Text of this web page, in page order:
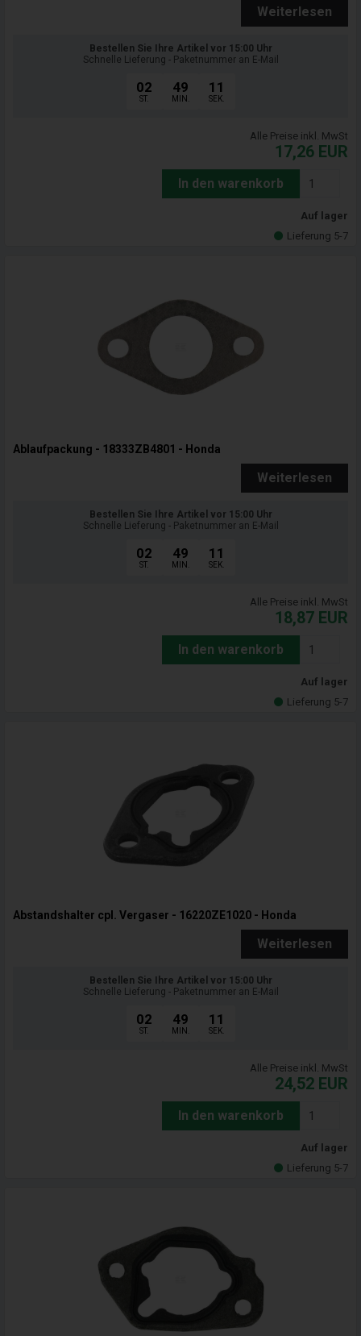
Weiterlesen
Bestellen Sie Ihre Artikel vor 15:00 Uhr
Schnelle Lieferung - Paketnummer an E-Mail
02
ST.
49
MIN.
09
SEK.
Alle Preise inkl. MwSt
17,26 EUR
In den warenkorb
Auf lager
Lieferung 5-7
Ablaufpackung - 18333ZB4801 - Honda
Weiterlesen
Bestellen Sie Ihre Artikel vor 15:00 Uhr
Schnelle Lieferung - Paketnummer an E-Mail
02
ST.
49
MIN.
09
SEK.
Alle Preise inkl. MwSt
18,87 EUR
In den warenkorb
Auf lager
Lieferung 5-7
Abstandshalter cpl. Vergaser - 16220ZE1020 - Honda
Weiterlesen
Bestellen Sie Ihre Artikel vor 15:00 Uhr
Schnelle Lieferung - Paketnummer an E-Mail
02
ST.
49
MIN.
09
SEK.
Alle Preise inkl. MwSt
24,52 EUR
In den warenkorb
Auf lager
Lieferung 5-7